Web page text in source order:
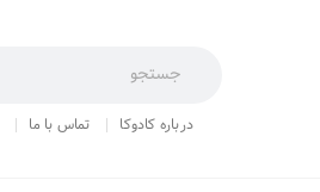
درباره کادوکا تماس با ما